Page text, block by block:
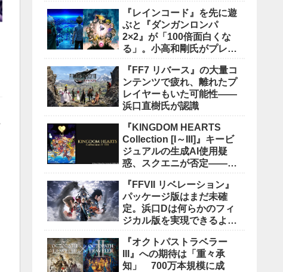
き”には不満
『レインコード』を先に遊
ぶと『ダンガンロンパ
2×2』が「100倍面白くな
る」。小高和剛氏がプレイ
『FF7 リバース』の大量コ
ンテンツで疲れ、離れたプ
レイヤーもいた可能性――
浜口直樹氏が認識
『KINGDOM HEARTS
Collection [I～III]』キービ
ジュアルの生成AI使用疑
惑、スクエニが否定――不
ス」
『FFVII リベレーション』
パッケージ版はまだ未確
定。浜口Dは何らかのフィ
ジカル版を実現できるよう
『オクトパストラベラー
III』への期待は「重々承
知」 700万本規模に成